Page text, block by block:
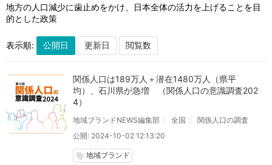
地方の人口減少に歯止めをかけ、日本全体の活力を上げることを目
的とした政策
表示順:
関係人口は189万人＋潜在1480万人（県平
均）、石川県が急増 （関係人口の意識調査202
4）
地域ブランドNEWS編集部 全国
関係人口の調査
公開: 2024-10-02 12:13:20
local_offer 地域ブランド